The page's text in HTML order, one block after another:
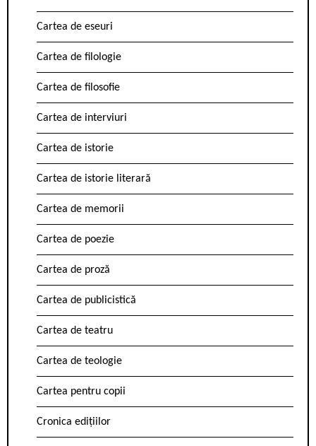
Cartea de eseuri
Cartea de filologie
Cartea de filosofie
Cartea de interviuri
Cartea de istorie
Cartea de istorie literară
Cartea de memorii
Cartea de poezie
Cartea de proză
Cartea de publicistică
Cartea de teatru
Cartea de teologie
Cartea pentru copii
Cronica edițiilor